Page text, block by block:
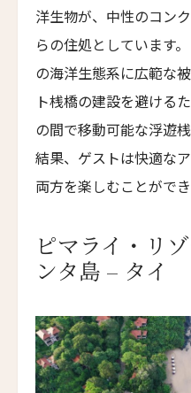
メゾン・モーブリュイユ
Maison Maubreuil
グランド・パレス・ブ
Grand Palace Brno
アッシュダウン・パー
ブ
Ashdown Park Hotel &
パ
Alexander House & Utopia Spa
The Landmark Rhodes Villas
トラスコリゾート
Trusko Resort
洋生物が、中性のコン
らの住処としています
の海洋生態系に広範な
ト桟橋の建設を避ける
の間で移動可能な浮遊
結果、ゲストは快適な
両方を楽しむことができ
ピマライ・リ
ンタ島 – タイ